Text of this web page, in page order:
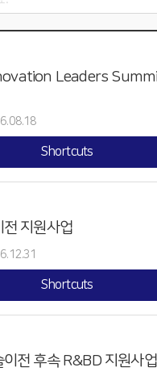
Leaders
Shortcuts
지원사업
Shortcuts
전 후속 R&BD 지원사